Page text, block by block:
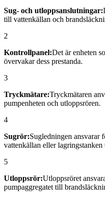
Sug- och utloppsanslutningar:
till vattenkällan och
2
Kontrollpanel:Det är enheten
övervakar dess prestanda.
3
Tryckmätare:Tryckmätaren
pumpenheten och utloppsrören.
4
Sugrör:Sugledningen ansvarar
vattenkällan eller
5
Utloppsrör:Utloppsröret
pumpaggregatet till